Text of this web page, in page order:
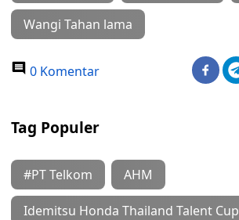
Wangi Tahan lama
0 Komentar
Tag Populer
#PT Telkom AHM
Idemitsu Honda Thailand Talent Cup